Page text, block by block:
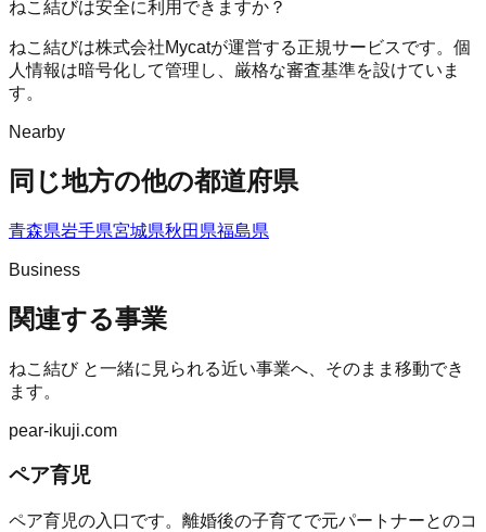
ねこ結びは安全に利用できますか？
ねこ結びは株式会社Mycatが運営する正規サービスです。個
人情報は暗号化して管理し、厳格な審査基準を設けていま
す。
Nearby
同じ地方の他の都道府県
青森県岩手県宮城県秋田県福島県
Business
関連する事業
ねこ結びと一緒に見られる近い事業へ、そのまま移動でき
ます。
pear-ikuji.com
ペア育児
ペア育児の入口です。離婚後の子育てで元パートナーとのコ